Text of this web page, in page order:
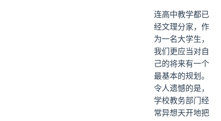
连高中教学都已
经文理分家，作
为一名大学生，
我们更应当对自
己的将来有一个
最基本的规划。
令人遗憾的是，
学校教务部门经
常异想天开地把